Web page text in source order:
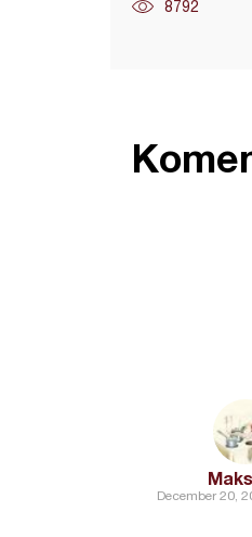
8792
December 20,